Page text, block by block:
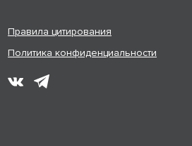
Правила цитирования
Политика конфиденциальности